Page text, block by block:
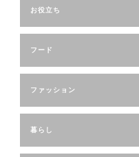
お役立ち
フード
ファッション
暮らし